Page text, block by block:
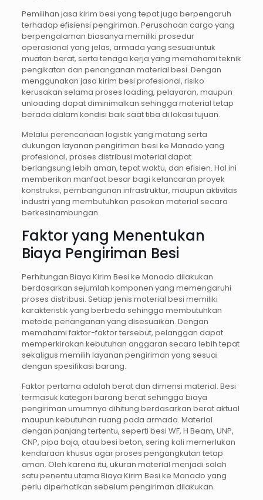
Pemilihan jasa kirim besi yang tepat juga berpengaruh
terhadap efisiensi pengiriman. Perusahaan cargo yang
berpengalaman biasanya memiliki prosedur
operasional yang jelas, armada yang sesuai untuk
muatan berat, serta tenaga kerja yang memahami teknik
pengikatan dan penanganan material besi. Dengan
menggunakan jasa kirim besi profesional, risiko
kerusakan selama proses loading, pelayaran, maupun
unloading dapat diminimalkan sehingga material tetap
berada dalam kondisi baik saat tiba di lokasi tujuan.
Melalui perencanaan logistik yang matang serta
dukungan layanan pengiriman besi ke Manado yang
profesional, proses distribusi material dapat
berlangsung lebih aman, tepat waktu, dan efisien. Hal ini
memberikan manfaat besar bagi kelancaran proyek
konstruksi, pembangunan infrastruktur, maupun aktivitas
industri yang membutuhkan pasokan material secara
berkesinambungan.
Faktor yang Menentukan
Biaya Pengiriman Besi
Perhitungan Biaya Kirim Besi ke Manado dilakukan
berdasarkan sejumlah komponen yang memengaruhi
proses distribusi. Setiap jenis material besi memiliki
karakteristik yang berbeda sehingga membutuhkan
metode penanganan yang disesuaikan. Dengan
memahami faktor-faktor tersebut, pelanggan dapat
memperkirakan kebutuhan anggaran secara lebih tepat
sekaligus memilih layanan pengiriman yang sesuai
dengan spesifikasi barang.
Faktor pertama adalah berat dan dimensi material. Besi
termasuk kategori barang berat sehingga biaya
pengiriman umumnya dihitung berdasarkan berat aktual
maupun kebutuhan ruang pada armada. Material
dengan panjang tertentu, seperti besi WF, H Beam, UNP,
CNP, pipa baja, atau besi beton, sering kali memerlukan
kendaraan khusus agar proses pengangkutan tetap
aman. Oleh karena itu, ukuran material menjadi salah
satu penentu utama Biaya Kirim Besi ke Manado yang
perlu diperhatikan sebelum pengiriman dilakukan.